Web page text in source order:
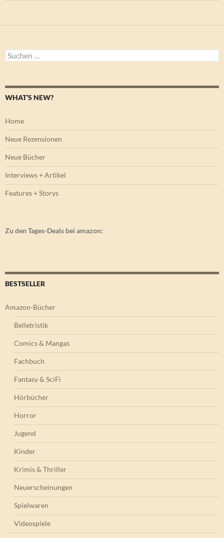
Suchen
nach:
WHAT’S NEW?
Home
Neue Rezensionen
Neue Bücher
Interviews + Artikel
Features + Storys
Zu den Tages-Deals bei amazon:
BESTSELLER
Amazon-Bücher
Belletristik
Comics & Mangas
Fachbuch
Fantasy & SciFi
Hörbücher
Horror
Jugend
Kinder
Krimis & Thriller
Neuerscheinungen
Spielwaren
Videospiele